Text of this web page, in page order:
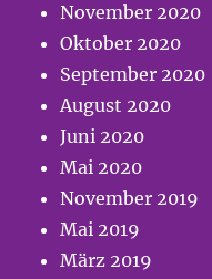
November 2020
Oktober 2020
September 2020
August 2020
Juni 2020
Mai 2020
November 2019
Mai 2019
März 2019